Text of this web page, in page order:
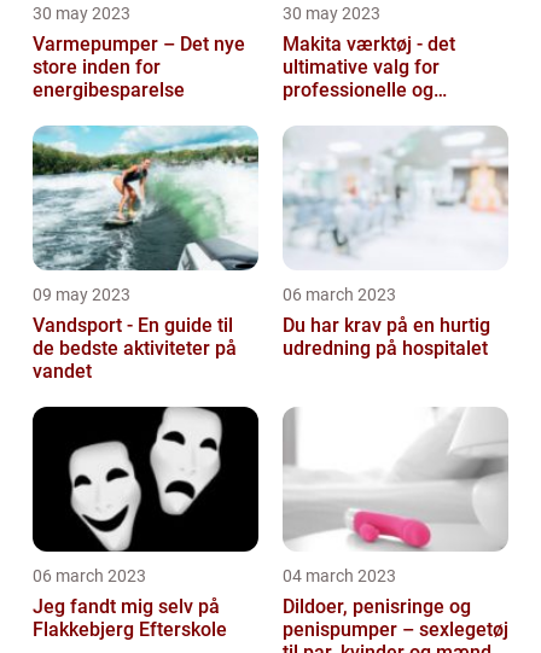
30 may 2023
Varmepumper – Det nye
store inden for
energibesparelse
30 may 2023
Makita værktøj - det
ultimative valg for
professionelle og
selv'ere
09 may 2023
Vandsport - En guide til
de bedste aktiviteter på
vandet
06 march 2023
Du har krav på en hurtig
udredning på hospitalet
06 march 2023
Jeg fandt mig selv på
Flakkebjerg Efterskole
04 march 2023
Dildoer, penisringe og
penispumper – sexlegetøj